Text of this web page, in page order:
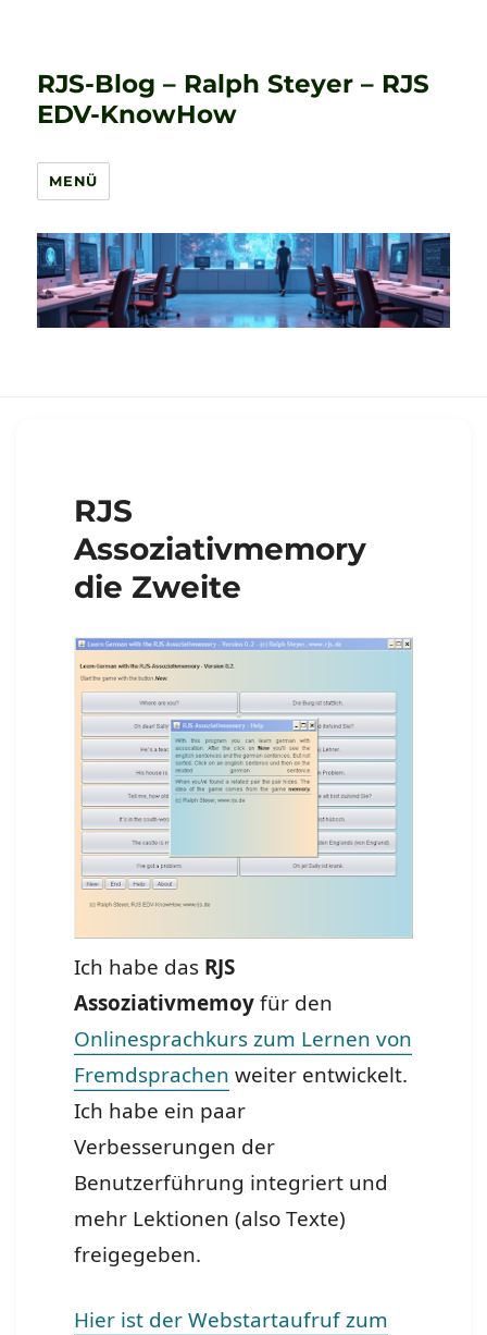
RJS-Blog – Ralph Steyer – RJS
EDV-KnowHow
MENÜ
RJS
Assoziativmemory
die Zweite
Ich habe das RJS
Assoziativmemoyfür den
Onlinesprachkurs zum Lernen von
Fremdsprachen weiter entwickelt.
Ich habe ein paar
Verbesserungen der
Benutzerführung integriert und
mehr Lektionen (also Texte)
freigegeben.
Hier ist der Webstartaufruf zum